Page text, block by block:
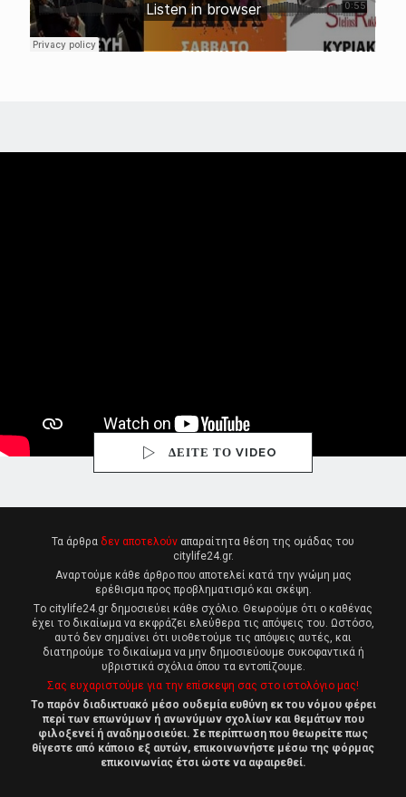
ΔΕΙΤΕ ΤΟ VIDEO
Τα άρθρα δεν αποτελούν απαραίτητα θέση της ομάδας του
citylife24.gr.
Αναρτούμε κάθε άρθρο που αποτελεί κατά την γνώμη μας
ερέθισμα προς προβληματισμό και σκέψη.
Tο citylife24.gr δημοσιεύει κάθε σχόλιο. Θεωρούμε ότι ο καθένας
έχει το δικαίωμα να εκφράζει ελεύθερα τις απόψεις του. Ωστόσο,
αυτό δεν σημαίνει ότι υιοθετούμε τις απόψεις αυτές, και
διατηρούμε το δικαίωμα να μην δημοσιεύουμε συκοφαντικά ή
υβριστικά σχόλια όπου τα εντοπίζουμε.
Σας ευχαριστούμε για την επίσκεψη σας στο ιστολόγιο μας!
Το παρόν διαδικτυακό μέσο ουδεμία ευθύνη εκ του νόμου φέρει
περί των επωνύμων ή ανωνύμων σχολίων και θεμάτων που
φιλοξενεί ή αναδημοσιεύει. Σε περίπτωση που θεωρείτε πως
θίγεστε από κάποιο εξ αυτών, επικοινωνήστε μέσω της φόρμας
επικοινωνίας έτσι ώστε να αφαιρεθεί.